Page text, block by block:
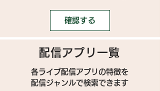
確認する
配信アプリ一覧
各ライブ配信アプリの特徴を
配信ジャンルで検索できます